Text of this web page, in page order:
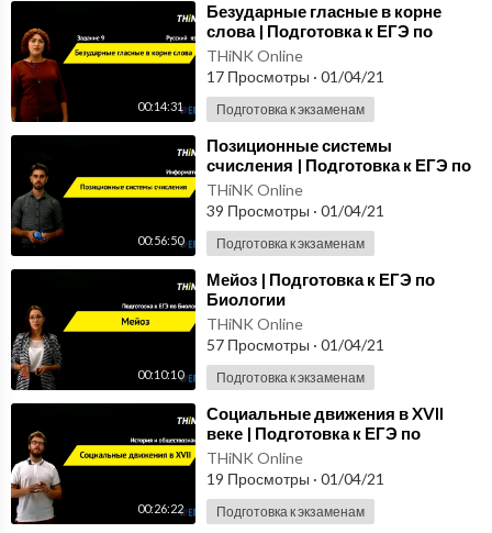
00:14:31
⁣Безударные гласные в корне
слова | Подготовка к ЕГЭ по
Русскому языку
THiNK Online
17 Просмотры · 01/04/21
Подготовка к экзаменам
00:56:50
⁣Позиционные системы
счисления | Подготовка к ЕГЭ по
Информатике
THiNK Online
39 Просмотры · 01/04/21
Подготовка к экзаменам
00:10:10
⁣Мейоз | Подготовка к ЕГЭ по
Биологии
THiNK Online
57 Просмотры · 01/04/21
Подготовка к экзаменам
00:26:22
⁣Социальные движения в XVII
веке | Подготовка к ЕГЭ по
Истории
THiNK Online
19 Просмотры · 01/04/21
Подготовка к экзаменам